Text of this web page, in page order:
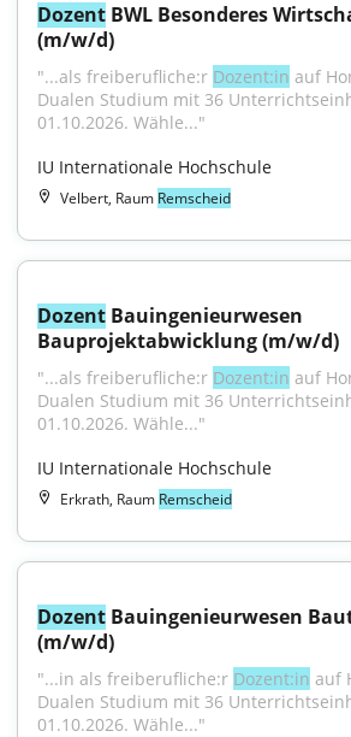
Dozent BWL Besonderes
(m/w/d)
"...als freiberufliche:r Dozent:in auf
Dualen Studium mit 36
01.10.2026. Wähle..."
IU Internationale Hochschule
Velbert, Raum Remscheid
Dozent Bauingenieurwesen
Bauprojektabwicklung (m/w/d)
"...als freiberufliche:r Dozent:in auf
Dualen Studium mit 36
01.10.2026. Wähle..."
IU Internationale Hochschule
Erkrath, Raum Remscheid
Dozent Bauingenieurwesen
(m/w/d)
"...in als freiberufliche:r Dozent:in auf
Dualen Studium mit 36
01.10.2026. Wähle..."